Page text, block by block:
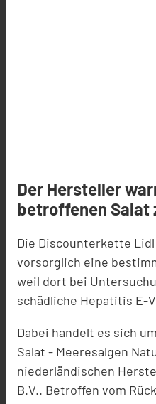
Der Hersteller
betroffenen Salat
Die Discounterkette
vorsorglich eine
weil dort bei
schädliche Hepatitis E-
Dabei handelt es sich
Salat - Meeresalgen
niederländischen
B.V.. Betroffen vom